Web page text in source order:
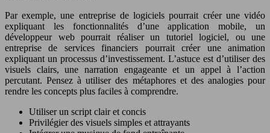
Par exemple, une entreprise de logiciels pourrait créer une vidéo
expliquant les fonctionnalités d’une application mobile, un
développeur web pourrait réaliser un tutoriel logiciel, ou une
entreprise de services financiers pourrait créer une animation
expliquant un processus d’investissement. L’astuce est d’utiliser des
visuels clairs, une narration engageante et un appel à l’action
percutant. Pensez à utiliser des métaphores et des analogies pour
rendre les concepts plus faciles à comprendre.
Utiliser un script clair et concis
Privilégier des visuels simples et attrayants